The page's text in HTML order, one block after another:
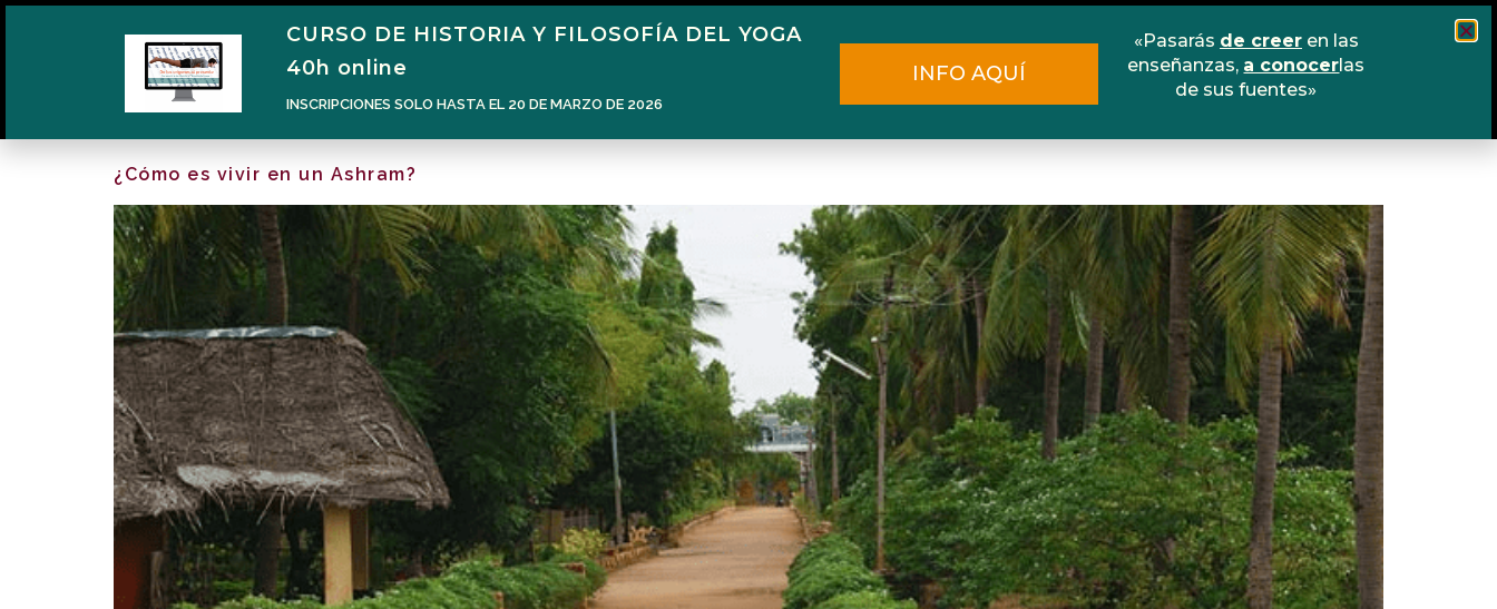
Narén Herrero Blog Cursos Escuela online
¿Cómo es vivir en un Ashram?
CURSO DE HISTORIA Y FILOSOFÍA DEL YOGA
40h online
INSCRIPCIONES SOLO HASTA EL 20 DE MARZO DE 2026
INFO AQUÍ
«Pasarás de creeren las
enseñanzas, a conocerlas
de sus fuentes»